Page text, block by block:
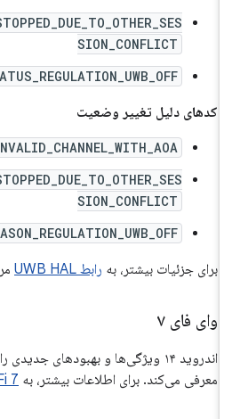
SION_CONFLICT
کدهای دلیل تغییر وضعیت
SION_CONFLICT
برای جزئیات بیشتر، بهرابط UWB HAL
وای فای ۷
معرفی می‌کند. برای اطلاعات بیشتر، بهFi 7